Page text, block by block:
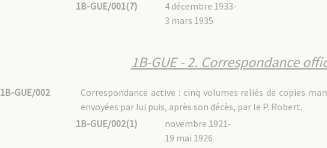
1B-GUE/001(7)
4 décembre 1933-
3 mars 1935
1B-GUE - 2. Correspondance
1B-GUE/002
Correspondance active : cinq volumes reliés de copies
envoyées par lui puis, après son décès, par le P. Robert.
1B-GUE/002(1)
novembre 1921-
19 mai 1926